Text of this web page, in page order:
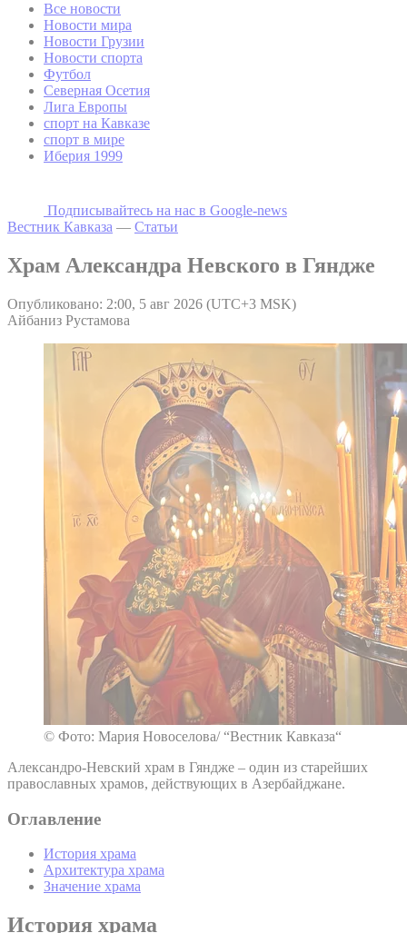
Все новости
Новости мира
Новости Грузии
Новости спорта
Футбол
Северная Осетия
Лига Европы
спорт на Кавказе
спорт в мире
Иберия 1999
Подписывайтесь на наc в Google-news
Вестник Кавказа — Статьи
Храм Александра Невского в Гяндже
Опубликовано: 2:00, 5 авг 2026 (UTC+3 MSK)
Айбаниз Рустамова
© Фото: Мария Новоселова/ “Вестник Кавказа“
Александро-Невский храм в Гяндже – один из старейших
православных храмов, действующих в Азербайджане.
Оглавление
История храма
Архитектура храма
Значение храма
История храма